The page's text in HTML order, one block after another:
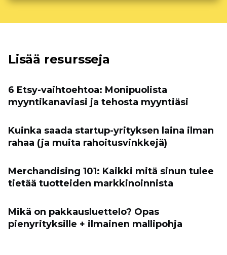
Lisää resursseja
6 Etsy-vaihtoehtoa: Monipuolista
myyntikanaviasi ja tehosta myyntiäsi
Kuinka saada startup-yrityksen laina ilman
rahaa (ja muita rahoitusvinkkejä)
Merchandising 101: Kaikki mitä sinun tulee
tietää tuotteiden markkinoinnista
Mikä on pakkausluettelo? Opas
pienyrityksille + ilmainen mallipohja